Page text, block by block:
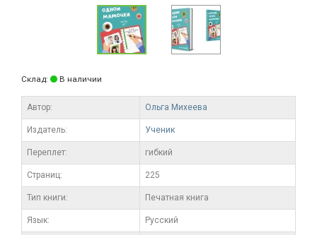
Склад: В наличии
Автор: Ольга Михеева
Издатель: Ученик
Переплет: гибкий
Cтраниц: 225
Тип книги: Печатная книга
Язык: Русский